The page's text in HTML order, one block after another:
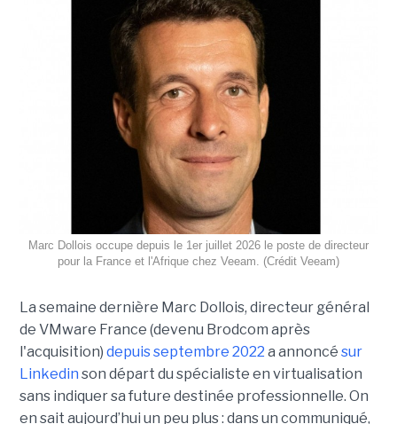
Marc Dollois occupe depuis le 1er juillet 2026 le poste de directeur
pour la France et l'Afrique chez Veeam. (Crédit Veeam)
La semaine dernière Marc Dollois, directeur général
de VMware France (devenu Brodcom après
l'acquisition) depuis septembre 2022 a annoncé sur
Linkedin son départ du spécialiste en virtualisation
sans indiquer sa future destinée professionnelle. On
en sait aujourd’hui un peu plus : dans un communiqué,